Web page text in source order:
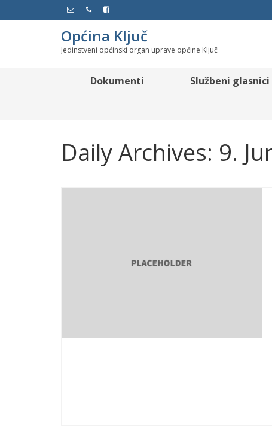
Općina Ključ
Jedinstveni općinski organ uprave općine Ključ
Dokumenti Službeni glasnici
Daily Archives: 9.